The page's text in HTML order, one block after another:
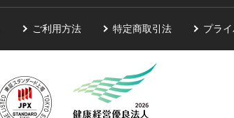
ご利用方法 特定商取引法 プラ